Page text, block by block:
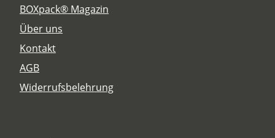
BOXpack® Magazin
Über uns
Kontakt
AGB
Widerrufsbelehrung